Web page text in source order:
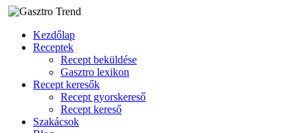
Kezdőlap
Receptek
Recept beküldése
Gasztro lexikon
Recept keresők
Recept gyorskereső
Recept kereső
Szakácsok